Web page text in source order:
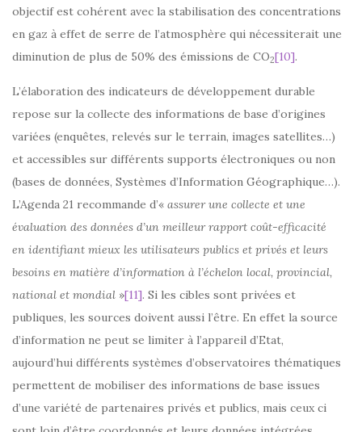
objectif est cohérent avec la stabilisation des concentrations
en gaz à effet de serre de l’atmosphère qui nécessiterait une
diminution de plus de 50% des émissions de CO2[10].
L’élaboration des indicateurs de développement durable
repose sur la collecte des informations de base d’origines
variées (enquêtes, relevés sur le terrain, images satellites…)
et accessibles sur différents supports électroniques ou non
(bases de données, Systèmes d’Information Géographique…).
L’Agenda 21 recommande d’« assurer une collecte et une
évaluation des données d’un meilleur rapport coût-efficacité
en identifiant mieux les utilisateurs publics et privés et leurs
besoins en matière d’information à l’échelon local, provincial,
national et mondial »[11]. Si les cibles sont privées et
publiques, les sources doivent aussi l’être. En effet la source
d’information ne peut se limiter à l’appareil d’Etat,
aujourd’hui différents systèmes d’observatoires thématiques
permettent de mobiliser des informations de base issues
d’une variété de partenaires privés et publics, mais ceux ci